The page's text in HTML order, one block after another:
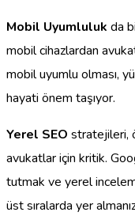
Mobil Uyumluluk da
mobil cihazlardan
mobil uyumlu olması,
hayati önem taşıyor.
Yerel SEO stratejileri,
avukatlar için kritik.
tutmak ve yerel
üst sıralarda yer